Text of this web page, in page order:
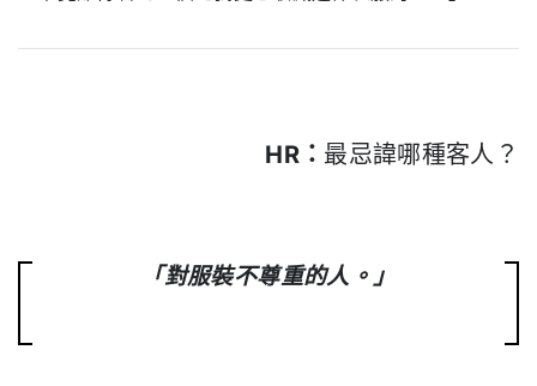
HR： 最忌諱哪種客人？
「對服裝不尊重的人。」